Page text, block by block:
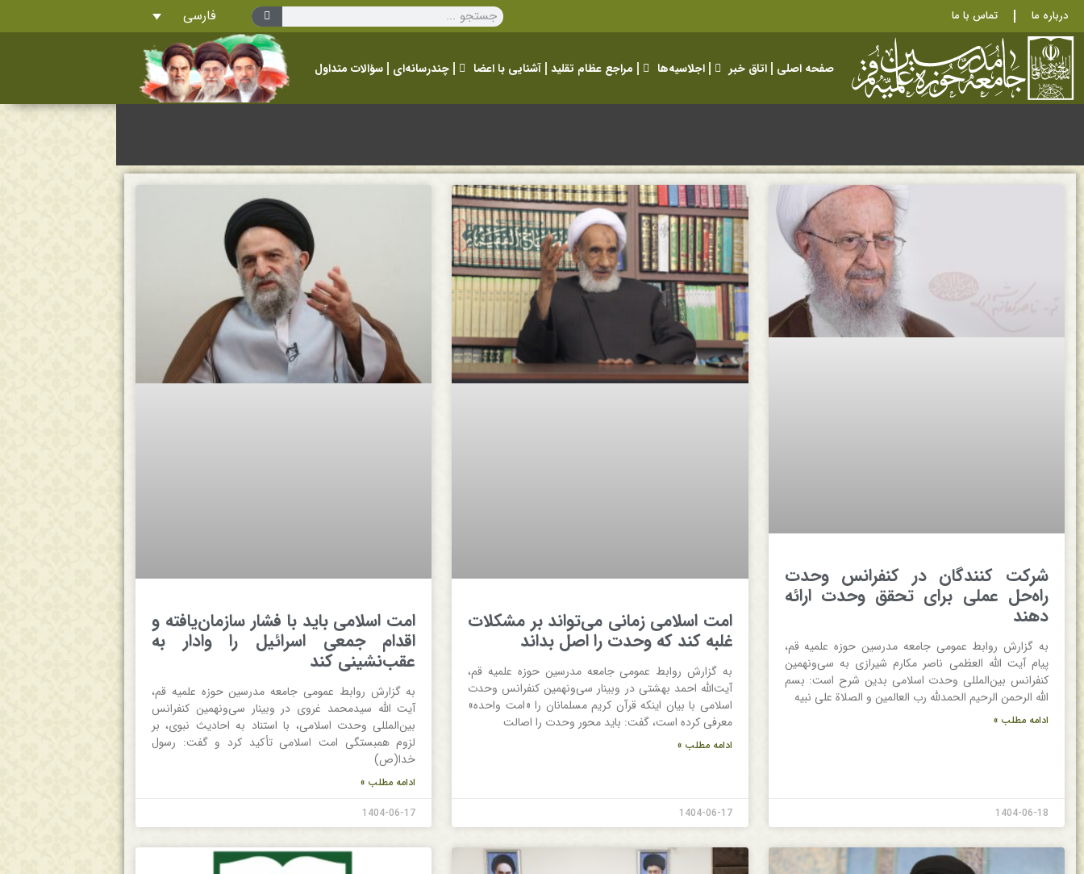
درباره ما تماس با ما فارسی
صفحه اصلی اتاق خبر اجلاسیه‌ها مراجع عظام تقلید آشنایی با اعضا چندرسانه‌ای سؤالات متداول
شرکت کنندگان در کنفرانس وحدت
راه‌حل عملی برای تحقق وحدت ارائه
دهند
به گزارش روابط عمومی جامعه مدرسین حوزه علمیه قم،
پیام آیت الله العظمی ناصر مکارم شیرازی به سی‌و‌نهمین
کنفرانس بین‌المللی وحدت اسلامی بدین شرح است: بسم
الله الرحمن الرحیم الحمدلله رب العالمین و الصلاة علی نبیه
ادامه مطلب »
1404-06-18
امت اسلامی زمانی می‌تواند بر مشکلات
غلبه کند که وحدت را اصل بداند
به گزارش روابط عمومی جامعه مدرسین حوزه علمیه قم،
آیت‌الله احمد بهشتی در وبینار سی‌ونهمین کنفرانس وحدت
اسلامی با بیان اینکه قرآن کریم مسلمانان را «امت واحده»
معرفی کرده است، گفت: باید محور وحدت را اصالت
ادامه مطلب »
1404-06-17
امت اسلامی باید با فشار سازمان‌یافته و
اقدام جمعی اسرائیل را وادار به
عقب‌نشینی کند
به گزارش روابط عمومی جامعه مدرسین حوزه علمیه قم،
آیت الله سیدمحمد غروی در وبینار سی‌ونهمین کنفرانس
بین‌المللی وحدت اسلامی، با استناد به احادیث نبوی، بر
لزوم همبستگی امت اسلامی تأکید کرد و گفت: رسول
خدا(ص)
ادامه مطلب »
1404-06-17